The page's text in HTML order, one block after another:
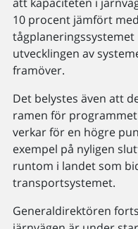
10 procent jämfört
utvecklingen av
framöver.
Det belystes även att
ramen för
verkar för en högre
exempel på nyligen
runtom i landet som
transportsystemet.
Generaldirektören